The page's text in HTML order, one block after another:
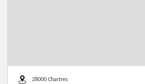
28000 Chartres